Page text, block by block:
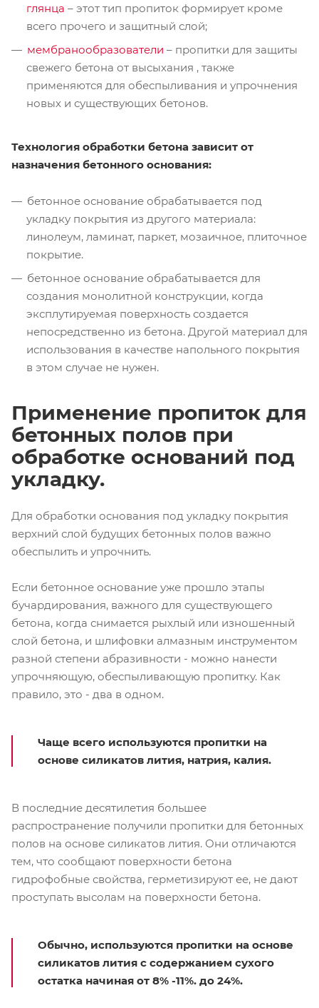
глянца – этот тип пропиток формирует кроме
всего прочего и защитный слой;
мембранообразователи – пропитки для защиты
свежего бетона от высыхания , также
применяются для обеспыливания и упрочнения
новых и существующих бетонов.
Технология обработки бетона зависит от
назначения бетонного основания:
бетонное основание обрабатывается под
укладку покрытия из другого материала:
линолеум, ламинат, паркет, мозаичное, плиточное
покрытие.
бетонное основание обрабатывается для
создания монолитной конструкции, когда
эксплутируемая поверхность создается
непосредственно из бетона. Другой материал для
использования в качестве напольного покрытия
в этом случае не нужен.
Применение пропиток для
бетонных полов при
обработке оснований под
укладку.
Для обработки основания под укладку покрытия
верхний слой будущих бетонных полов важно
обеспылить и упрочнить.
Если бетонное основание уже прошло этапы
бучардирования, важного для существующего
бетона, когда снимается рыхлый или изношенный
слой бетона, и шлифовки алмазным инструментом
разной степени абразивности - можно нанести
упрочняющую, обеспыливающую пропитку. Как
правило, это - два в одном.
Чаще всего используются пропитки на
основе силикатов лития, натрия, калия.
В последние десятилетия большее
распространение получили пропитки для бетонных
полов на основе силикатов лития. Они отличаются
тем, что сообщают поверхности бетона
гидрофобные свойства, герметизируют ее, не дают
проступать высолам на поверхности бетона.
Обычно, используются пропитки на основе
силикатов лития с содержанием сухого
остатка начиная от 8% -11%. до 24%.